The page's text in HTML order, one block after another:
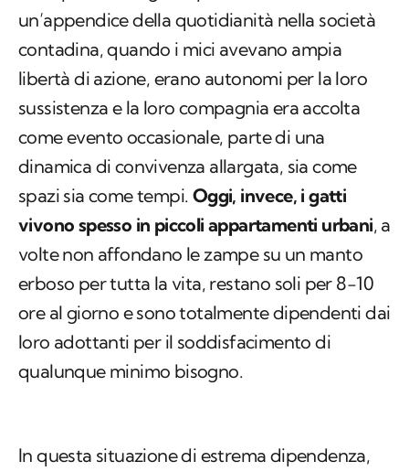
un’appendice della quotidianità nella società
contadina, quando i mici avevano ampia
libertà di azione, erano autonomi per la loro
sussistenza e la loro compagnia era accolta
come evento occasionale, parte di una
dinamica di convivenza allargata, sia come
spazi sia come tempi. Oggi, invece, i gatti
vivono spesso in piccoli appartamenti urbani, a
volte non affondano le zampe su un manto
erboso per tutta la vita, restano soli per 8-10
ore al giorno e sono totalmente dipendenti dai
loro adottanti per il soddisfacimento di
qualunque minimo bisogno.
In questa situazione di estrema dipendenza,